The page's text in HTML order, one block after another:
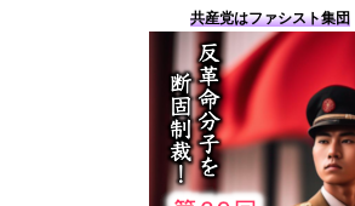
共産党はファシスト集団